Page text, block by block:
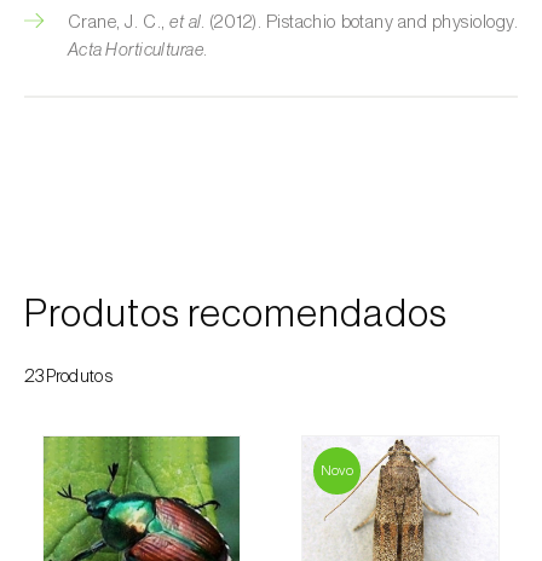
Coqueiro (Cocos nucifera)
Diospireiro (Diospyros spp. )
Dracena (
Endívia (Cichorium intybus
Ervilha (Pisum sativum
Espargo (Asparagus officinalis )
Crane, J. C.,et al. (2012). Pistachio botany and physiology.
Acta Horticulturae
Produtos recomendados
23Produtos
Novo